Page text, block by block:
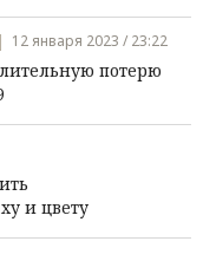
12 января 2023 / 23:22
потерю
и цвету